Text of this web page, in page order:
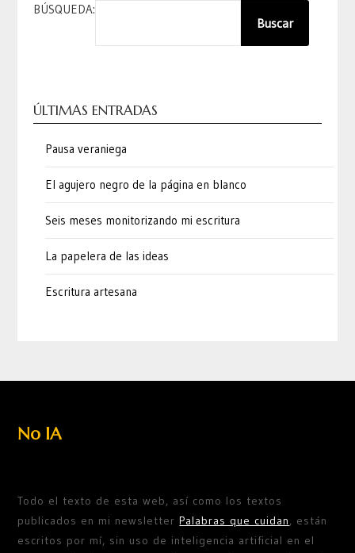
BÚSQUEDA:
Buscar
ÚLTIMAS ENTRADAS
Pausa veraniega
El agujero negro de la página en blanco
Seis meses monitorizando mi escritura
La papelera de las ideas
Escritura artesana
No IA
Todo el texto de esta web, así como los textos
publicados en mi newsletterPalabras que cuidan, están
escritos por mí, sin uso de inteligencia artificial en el